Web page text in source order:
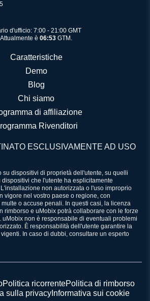
d'ufficio: 7:00 - 21:00 GMT
Attualmente è 06:53 GTM.
Caratteristiche
Demo
Blog
Chi siamo
di affiliazione
Rivenditori
ESCLUSIVAMENTE AD USO
su dispositivi di proprietà dell'utente, su quelli
che l'utente ha esplicitamente
non autorizzata o l'uso improprio
vigore nel vostro paese o regione, con
o accuse penali. In questi casi, la licenza
rimborso e uMobix potrà collaborare con le forze
non è responsabile di eventuali problemi
È responsabilità dell'utente garantire la
In caso di dubbi, consultare un esperto
Politica ricorrentePolitica di rimborso
sulla privacy Informativa sui cookie